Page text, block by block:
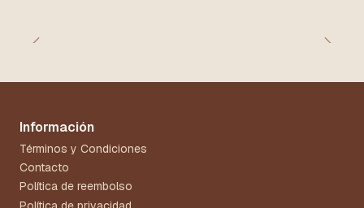
Información
Términos y Condiciones
Contacto
Política de reembolso